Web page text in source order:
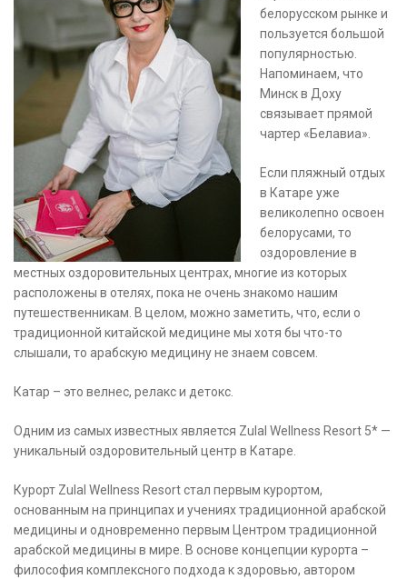
белорусском рынке и
пользуется большой
популярностью.
Напоминаем, что
Минск в Доху
связывает прямой
чартер «Белавиа».
Если пляжный отдых
в Катаре уже
великолепно освоен
белорусами, то
оздоровление в
местных оздоровительных центрах, многие из которых
расположены в отелях, пока не очень знакомо нашим
путешественникам. В целом, можно заметить, что, если о
традиционной китайской медицине мы хотя бы что-то
слышали, то арабскую медицину не знаем совсем.
Катар – это велнес, релакс и детокс.
Одним из самых известных является Zulal Wellness Resort 5* —
уникальный оздоровительный центр в Катаре.
Курорт Zulal Wellness Resort стал первым курортом,
основанным на принципах и учениях традиционной арабской
медицины и одновременно первым Центром традиционной
арабской медицины в мире. В основе концепции курорта –
философия комплексного подхода к здоровью, автором